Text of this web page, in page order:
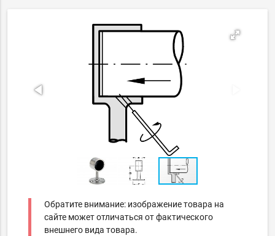
Обратите внимание: изображение товара на
сайте может отличаться от фактического
внешнего вида товара.